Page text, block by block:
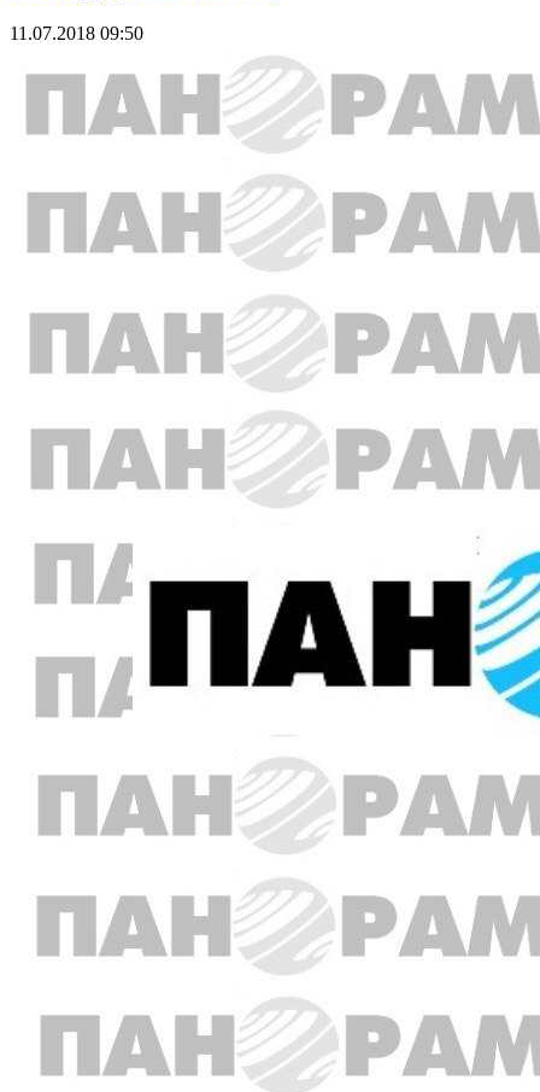
11.07.2018 09:50